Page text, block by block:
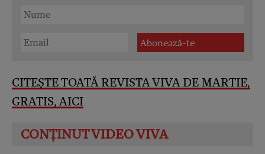
CITEȘTE TOATĂ REVISTA VIVA DE MARTIE,
GRATIS, AICI